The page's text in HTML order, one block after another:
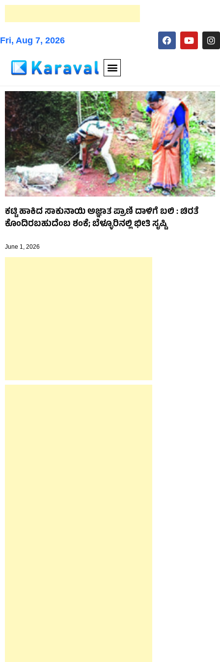
Fri, Aug 7, 2026
ಕಟ್ಟಿ ಹಾಕಿದ ಸಾಕುನಾಯಿ ಅಜ್ಞಾತ ಪ್ರಾಣಿ ದಾಳಿಗೆ ಬಲಿ : ಚಿರತೆ
ಕೊಂದಿರಬಹುದೆಂಬ ಶಂಕೆ; ಬೆಳ್ಳೂರಿನಲ್ಲಿ ಭೀತಿ ಸೃಷ್ಟಿ
June 1, 2026